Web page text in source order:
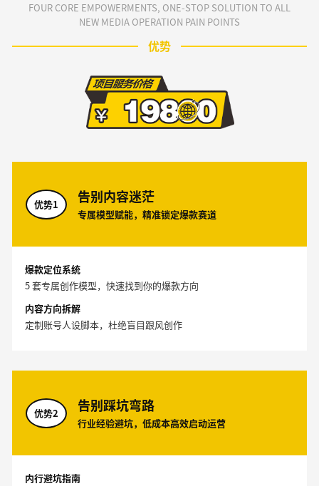
FOUR CORE EMPOWERMENTS, ONE-STOP SOLUTION TO ALL
NEW MEDIA OPERATION PAIN POINTS
优势
优势1 告别内容迷茫
专属模型赋能，精准锁定爆款赛道
爆款定位系统
5 套专属创作模型，快速找到你的爆款方向
内容方向拆解
定制账号人设脚本，杜绝盲目跟风创作
优势2 告别踩坑弯路
行业经验避坑，低成本高效启动运营
内行避坑指南